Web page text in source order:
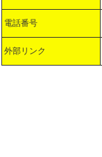
電話番号
外部リンク